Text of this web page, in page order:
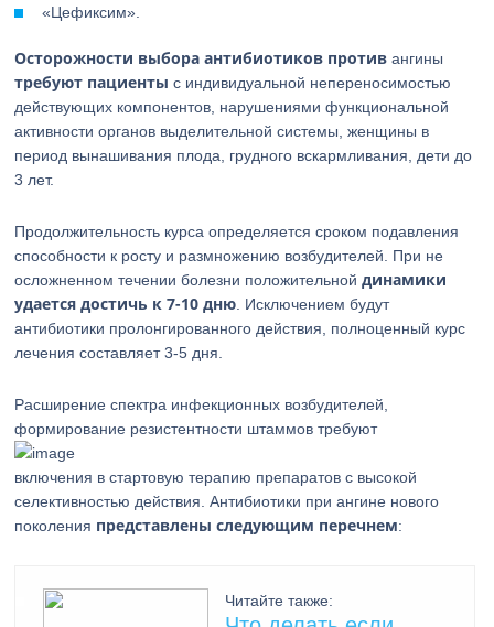
«Цефиксим».
Осторожности выбора антибиотиков против ангины
требуют пациенты с индивидуальной непереносимостью
действующих компонентов, нарушениями функциональной
активности органов выделительной системы, женщины в
период вынашивания плода, грудного вскармливания, дети до
3 лет.
Продолжительность курса определяется сроком подавления
способности к росту и размножению возбудителей. При не
осложненном течении болезни положительнойдинамики
удается достичь к 7-10 дню . Исключением будут
антибиотики пролонгированного действия, полноценный курс
лечения составляет 3-5 дня.
Расширение спектра инфекционных возбудителей,
формирование резистентности штаммов требуют
включения в стартовую терапию препаратов с высокой
селективностью действия. Антибиотики при ангине нового
поколения представлены следующим перечнем:
Читайте также: